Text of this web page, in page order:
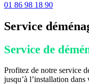
01 86 98 18 90
Service
Service de
Profitez de notre service
jusqu’à l’installation